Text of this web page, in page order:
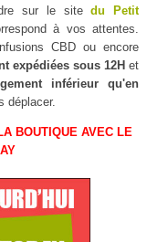
sur le sitedu Petit
à vos attentes.
CBD ou encore
expédiées sous 12H et
inférieur qu'en
déplacer.
BOUTIQUE AVEC LE